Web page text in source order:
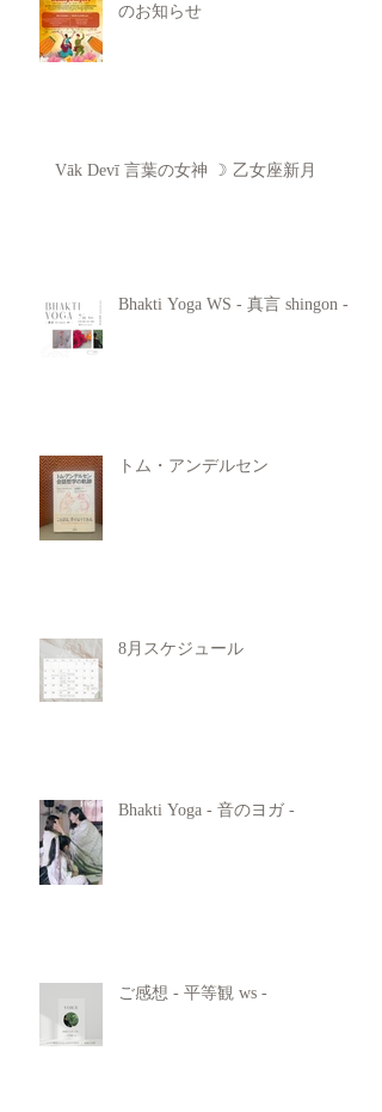
のお知らせ
Vāk Devī 言葉の女神 ☽ 乙女座新月
Bhakti Yoga WS - 真言 shingon -
トム・アンデルセン
8月スケジュール
Bhakti Yoga - 音のヨガ -
ご感想 - 平等観 ws -